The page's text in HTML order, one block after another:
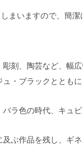
まいますので、簡潔
刻、陶芸など、幅
ュ・ブラックととも
バラ色の時代、キュ
ぶ作品を残し、ギ